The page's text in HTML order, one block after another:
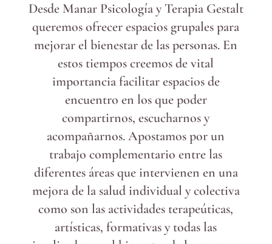
Desde Manar Psicología y Terapia Gestalt
queremos ofrecer espacios grupales para
mejorar el bienestar de las personas. En
estos tiempos creemos de vital
importancia facilitar espacios de
encuentro en los que poder
compartirnos, escucharnos y
acompañarnos. Apostamos por un
trabajo complementario entre las
diferentes áreas que intervienen en una
mejora de la salud individual y colectiva
como son las actividades terapeúticas,
artísticas, formativas y todas las